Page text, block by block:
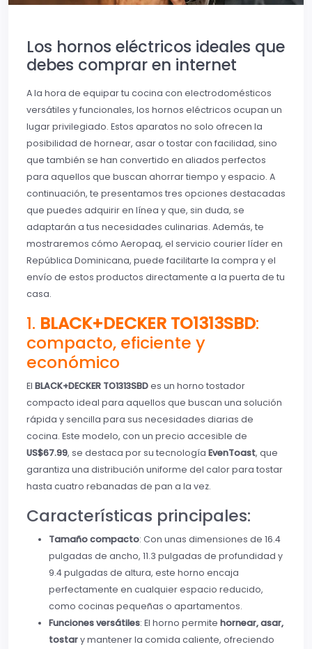
Los hornos eléctricos ideales que
debes comprar en internet
A la hora de equipar tu cocina con electrodomésticos
versátiles y funcionales, los hornos eléctricos ocupan un
lugar privilegiado. Estos aparatos no solo ofrecen la
posibilidad de hornear, asar o tostar con facilidad, sino
que también se han convertido en aliados perfectos
para aquellos que buscan ahorrar tiempo y espacio. A
continuación, te presentamos tres opciones destacadas
que puedes adquirir en línea y que, sin duda, se
adaptarán a tus necesidades culinarias. Además, te
mostraremos cómo Aeropaq, el servicio courier líder en
República Dominicana, puede facilitarte la compra y el
envío de estos productos directamente a la puerta de tu
casa.
1. BLACK+DECKER TO1313SBD:
compacto, eficiente y
económico
El BLACK+DECKER TO1313SBDes un horno tostador
compacto ideal para aquellos que buscan una solución
rápida y sencilla para sus necesidades diarias de
cocina. Este modelo, con un precio accesible de
US$67.99, se destaca por su tecnología EvenToast, que
garantiza una distribución uniforme del calor para tostar
hasta cuatro rebanadas de pan a la vez.
Características principales:
Tamaño compacto: Con unas dimensiones de 16.4
pulgadas de ancho, 11.3 pulgadas de profundidad y
9.4 pulgadas de altura, este horno encaja
perfectamente en cualquier espacio reducido,
como cocinas pequeñas o apartamentos.
Funciones versátiles: El horno permite hornear, asar,
tostary mantener la comida caliente, ofreciendo